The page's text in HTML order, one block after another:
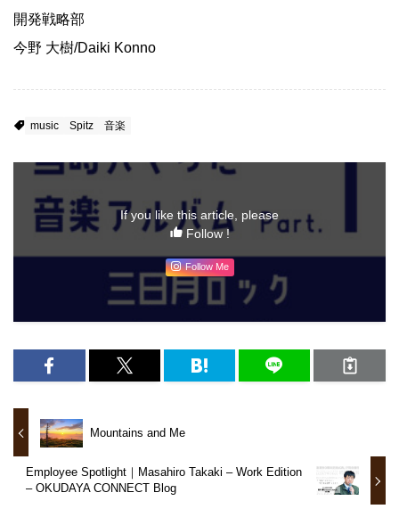
開発戦略部
今野 大樹/Daiki Konno
music Spitz 音楽
If you like this article, please
Follow !
Follow Me
Mountains and Me
Employee Spotlight｜Masahiro Takaki – Work Edition
– OKUDAYA CONNECT Blog